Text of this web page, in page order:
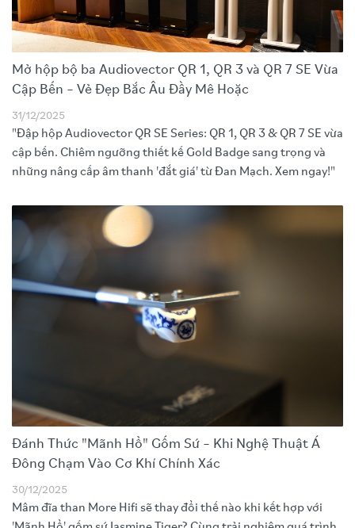
Mở hộp bộ ba Audiovector QR 1, QR 3 và QR 7 SE Vừa
Cập Bến – Vẻ Đẹp Bắc Âu Đầy Mê Hoặc
31/12/2025
"Đập hộp Audiovector QR SE Series: QR 1, QR 3 & QR 7 SE vừa
cập bến. Chiêm ngưỡng thiết kế Gold Badge sang trọng và
những nâng cấp âm thanh 'đắt giá' từ Đan Mạch. Xem ngay!"
Đánh Thức "Mãnh Hổ" Gốm Sứ – Khi Nghệ Thuật Á
Đông Chạm Vào Cơ Khí Chính Xác
30/12/2025
Mâm đĩa than More Hifi sẽ thay đổi thế nào khi kết hợp với